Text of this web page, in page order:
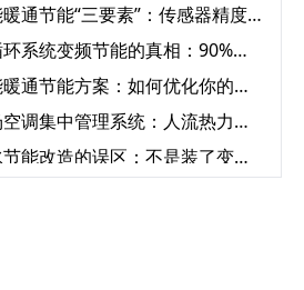
智能暖通节能“三要素”：传感器精度、算法优化与云端协同‌
水循环系统变频节能的真相：90%节能量来自系统优化，而非设备‌
智能暖通节能方案：如何优化你的空调系统降低能耗？‌
商场空调集中管理系统：人流热力图驱动的动态调节策略‌
热水节能改造的误区：不是装了变频器就能“一劳永逸”‌